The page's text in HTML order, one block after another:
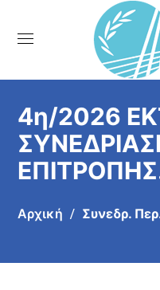
4η/2026
ΕΠΙΤΡΟΠΗΣ
Αρχική Συνεδρ.